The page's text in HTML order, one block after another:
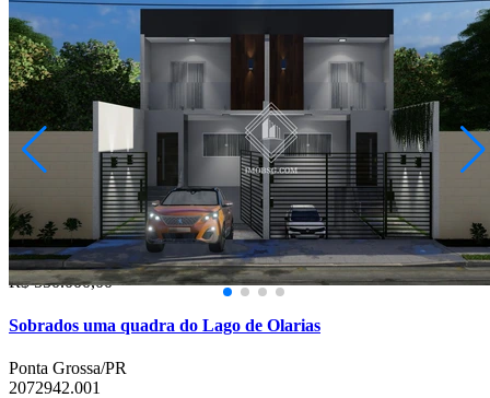
Oficinas
R$ 550.000,00
Sobrados uma quadra do Lago de Olarias
Ponta Grossa/PR
2072942.001